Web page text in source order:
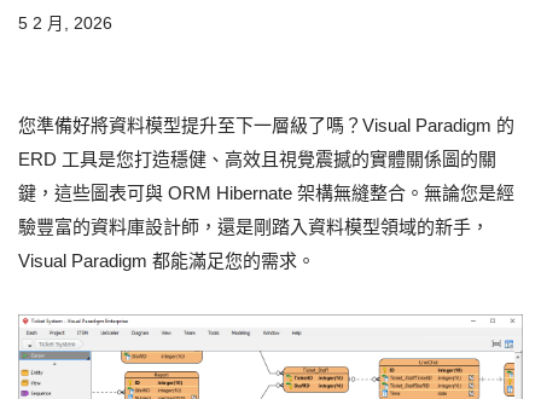
5 2 月, 2026
您準備好將資料模型提升至下一層級了嗎？Visual Paradigm 的
ERD 工具是您打造穩健、高效且視覺震撼的實體關係圖的關
鍵，這些圖表可與 ORM Hibernate 架構無縫整合。無論您是經
驗豐富的資料庫設計師，還是剛踏入資料模型領域的新手，
Visual Paradigm 都能滿足您的需求。